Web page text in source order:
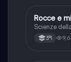
Scienze
Rocce e
Scienze
3ªl